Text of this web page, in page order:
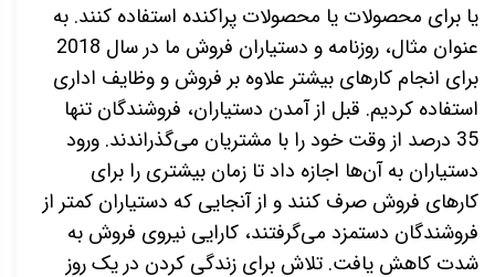
یا برای محصولات یا محصولات پراکنده استفاده کنند. به
عنوان مثال، روزنامه و دستیاران فروش ما در سال 2018
برای انجام کارهای بیشتر علاوه بر فروش و وظایف اداری
استفاده کردیم. قبل از آمدن دستیاران، فروشندگان تنها
35 درصد از وقت خود را با مشتریان می‌گذراندند
. ورود
دستیاران به آن‌ها اجازه داد تا زمان بیشتری را برای
کارهای فروش صرف کنند و از آنجایی که دستیاران کمتر از
فروشندگان دستمزد می‌گرفتند، کارایی نیروی فروش به
شدت کاهش یافت. تلاش برای زندگی کردن در یک روز